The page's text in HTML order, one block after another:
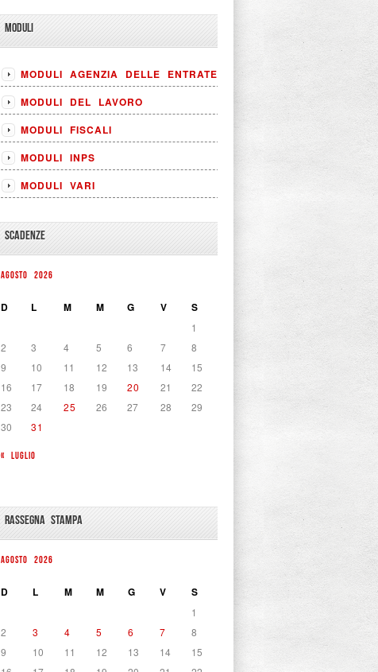
MODULI
MODULI AGENZIA DELLE ENTRATE
MODULI DEL LAVORO
MODULI FISCALI
MODULI INPS
MODULI VARI
SCADENZE
AGOSTO 2026
D L M M G V S
« LUGLIO
1
2
3 4 5 6 7
8
9
10 11 12 13 14
15
16
17 18 19 20 21
22
23
24 25 26 27 28
29
30
31
RASSEGNA STAMPA
AGOSTO 2026
D L M M G V S
1
2
3 4 5 6 7
8
9
10 11 12 13 14
15